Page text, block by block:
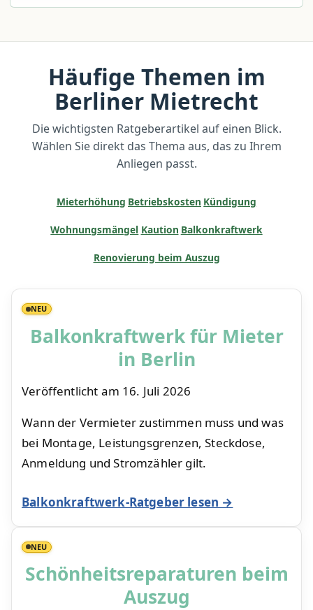
Häufige Themen im
Berliner Mietrecht
Die wichtigsten Ratgeberartikel auf einen Blick.
Wählen Sie direkt das Thema aus, das zu Ihrem
Anliegen passt.
Mieterhöhung Betriebskosten Kündigung
Wohnungsmängel Kaution Balkonkraftwerk
Renovierung beim Auszug
NEU
Balkonkraftwerk für Mieter
in Berlin
Veröffentlicht am 16. Juli 2026
Wann der Vermieter zustimmen muss und was
bei Montage, Leistungsgrenzen, Steckdose,
Anmeldung und Stromzähler gilt.
Balkonkraftwerk-Ratgeber lesen →
NEU
Schönheitsreparaturen beim
Auszug